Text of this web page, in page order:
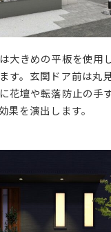
大きめの平板を使用
す。玄関ドア前は丸
花壇や転落防止の手
果を演出します。